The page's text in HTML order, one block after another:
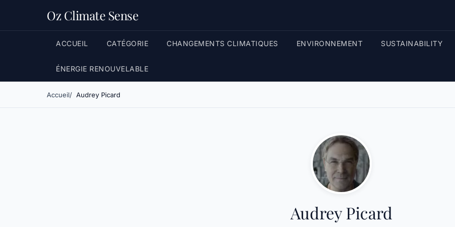
Oz Climate Sense
ACCUEIL CATÉGORIE CHANGEMENTS CLIMATIQUES ENVIRONNEMENT SUSTAINABILITY
ÉNERGIE RENOUVELABLE
Accueil Audrey Picard
Audrey Picard